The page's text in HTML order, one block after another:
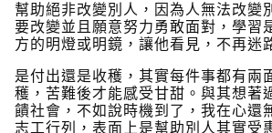
幫助絕非改變別人，因為人無法改變
要改變並且願意努力勇敢面對，學習
方的明燈或明鏡，讓他看見，不再迷
是付出還是收穫，其實每件事都有兩
穫，苦難後才能感受甘甜。與其想著
饋社會，不如說時機到了，我在心還
志工行列，表面上是幫助別人其實受